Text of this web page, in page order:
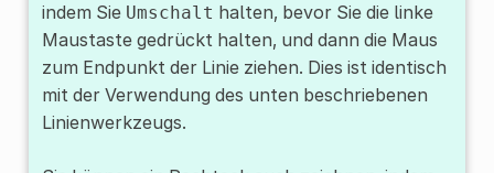
indem Sie Umschalt halten, bevor Sie die linke
Maustaste gedrückt halten, und dann die Maus
zum Endpunkt der Linie ziehen. Dies ist identisch
mit der Verwendung des unten beschriebenen
Linienwerkzeugs.